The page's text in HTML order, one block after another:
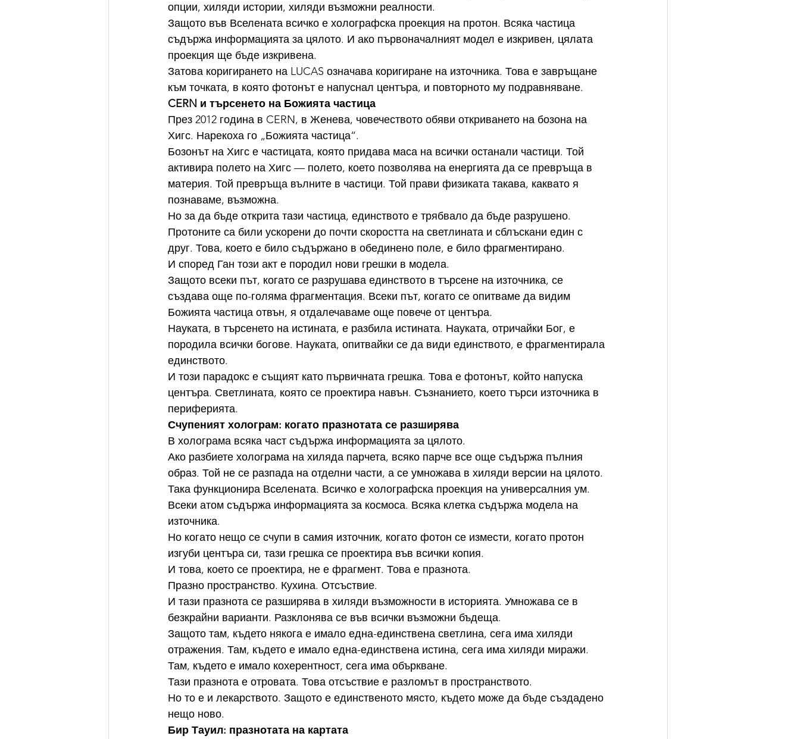
опции, хиляди истории, хиляди възможни реалности.
Защото във Вселената всичко е холографска проекция на протон. Всяка частица
съдържа информацията за цялото. И ако първоначалният модел е изкривен, цялата
проекция ще бъде изкривена.
Затова коригирането на LUCAS означава коригиране на източника. Това е завръщане
към точката, в която фотонът е напуснал центъра, и повторното му подравняване.
CERN и търсенето на Божията частица
През 2012 година в CERN, в Женева, човечеството обяви откриването на бозона на
Хигс. Нарекоха го „Божията частица“.
Бозонът на Хигс е частицата, която придава маса на всички останали частици. Той
активира полето на Хигс — полето, което позволява на енергията да се превръща в
материя. Той превръща вълните в частици. Той прави физиката такава, каквато я
познаваме, възможна.
Но за да бъде открита тази частица, единството е трябвало да бъде разрушено.
Протоните са били ускорени до почти скоростта на светлината и сблъскани един с
друг. Това, което е било съдържано в обединено поле, е било фрагментирано.
И според Ган този акт е породил нови грешки в модела.
Защото всеки път, когато се разрушава единството в търсене на източника, се
създава още по-голяма фрагментация. Всеки път, когато се опитваме да видим
Божията частица отвън, я отдалечаваме още повече от центъра.
Науката, в търсенето на истината, е разбила истината. Науката, отричайки Бог, е
породила всички богове. Науката, опитвайки се да види единството, е фрагментирала
единството.
И този парадокс е същият като първичната грешка. Това е фотонът, който напуска
центъра. Светлината, която се проектира навън. Съзнанието, което търси източника в
периферията.
Счупеният холограм: когато празнотата се разширява
В холограма всяка част съдържа информацията за цялото.
Ако разбиете холограма на хиляда парчета, всяко парче все още съдържа пълния
образ. Той не се разпада на отделни части, а се умножава в хиляди версии на цялото.
Така функционира Вселената. Всичко е холографска проекция на универсалния ум.
Всеки атом съдържа информацията за космоса. Всяка клетка съдържа модела на
източника.
Но когато нещо се счупи в самия източник, когато фотон се измести, когато протон
изгуби центъра си, тази грешка се проектира във всички копия.
И това, което се проектира, не е фрагмент. Това е празнота.
Празно пространство. Кухина. Отсъствие.
И тази празнота се разширява в хиляди възможности в историята. Умножава се в
безкрайни варианти. Разклонява се във всички възможни бъдеща.
Защото там, където някога е имало една-единствена светлина, сега има хиляди
отражения. Там, където е имало една-единствена истина, сега има хиляди миражи.
Там, където е имало кохерентност, сега има объркване.
Тази празнота е отровата. Това отсъствие е разломът в пространството.
Но то е и лекарството. Защото е единственото място, където може да бъде създадено
нещо ново.
Бир Тауил: празнотата на картата